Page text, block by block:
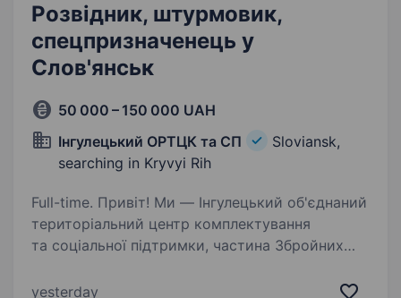
Розвідник, штурмовик,
спецпризначенець у
Слов'янськ
50 000 – 150 000 UAH
Інгулецький ОРТЦК та СП
Sloviansk,
searching in Kryvyi Rih
Full-time. Привіт! Ми — Інгулецький об'єднаний
територіальний центр комплектування
та соціальної підтримки, частина Збройних
відважних і відповідальних людей, які готові
yesterday